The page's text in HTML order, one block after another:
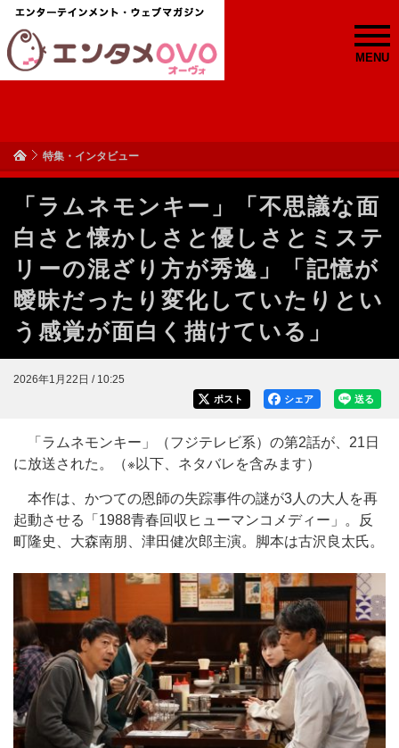
MENU
特集・インタビュー
「ラムネモンキー」「不思議な面
白さと懐かしさと優しさとミステ
リーの混ざり方が秀逸」「記憶が
曖昧だったり変化していたりとい
う感覚が面白く描けている」
2026年1月22日 / 10:25
送る
シェア
ポスト
「ラムネモンキー」（フジテレビ系）の第2話が、21日
に放送された。（※以下、ネタバレを含みます）
本作は、かつての恩師の失踪事件の謎が3人の大人を再
起動させる「1988青春回収ヒューマンコメディー」。反
町隆史、大森南朋、津田健次郎主演。脚本は古沢良太氏。